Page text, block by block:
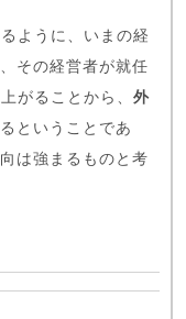
ように、いまの経
その経営者が就任
がることから、 外
ということであ
は強まるものと考